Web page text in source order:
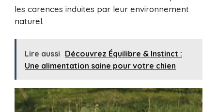
les carences induites par leur environnement
naturel.
Lire aussi Découvrez Équilibre & Instinct :
Une alimentation saine pour votre chien